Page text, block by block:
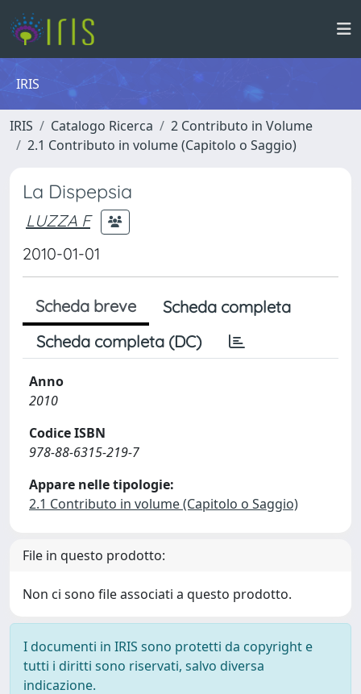
IRIS
IRIS Catalogo Ricerca
2 Contributo in Volume
2.1 Contributo in volume (Capitolo o Saggio)
La Dispepsia
LUZZA F
2010-01-01
Scheda breve
Scheda completa
Scheda completa (DC)
Anno
2010
Codice ISBN
978-88-6315-219-7
Appare nelle tipologie:
2.1 Contributo in volume (Capitolo o Saggio)
File in questo prodotto:
Non ci sono file associati a questo prodotto.
I documenti in IRIS sono protetti da copyright e
tutti i diritti sono riservati, salvo diversa
indicazione.